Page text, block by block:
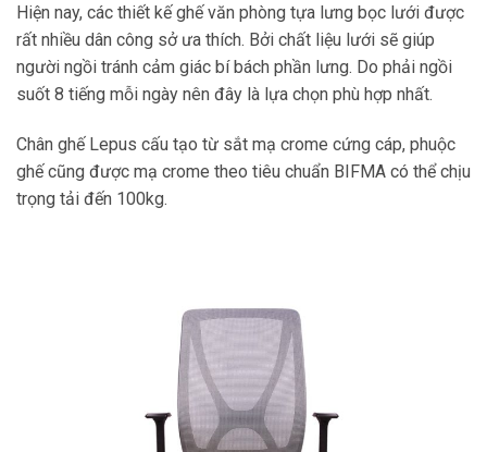
Hiện nay, các thiết kế ghế văn phòng tựa lưng bọc lưới được
rất nhiều dân công sở ưa thích. Bởi chất liệu lưới sẽ giúp
người ngồi tránh cảm giác bí bách phần lưng. Do phải ngồi
suốt 8 tiếng mỗi ngày nên đây là lựa chọn phù hợp nhất.
Chân ghế Lepus cấu tạo từ sắt mạ crome cứng cáp, phuộc
ghế cũng được mạ crome theo tiêu chuẩn BIFMA có thể chịu
trọng tải đến 100kg.